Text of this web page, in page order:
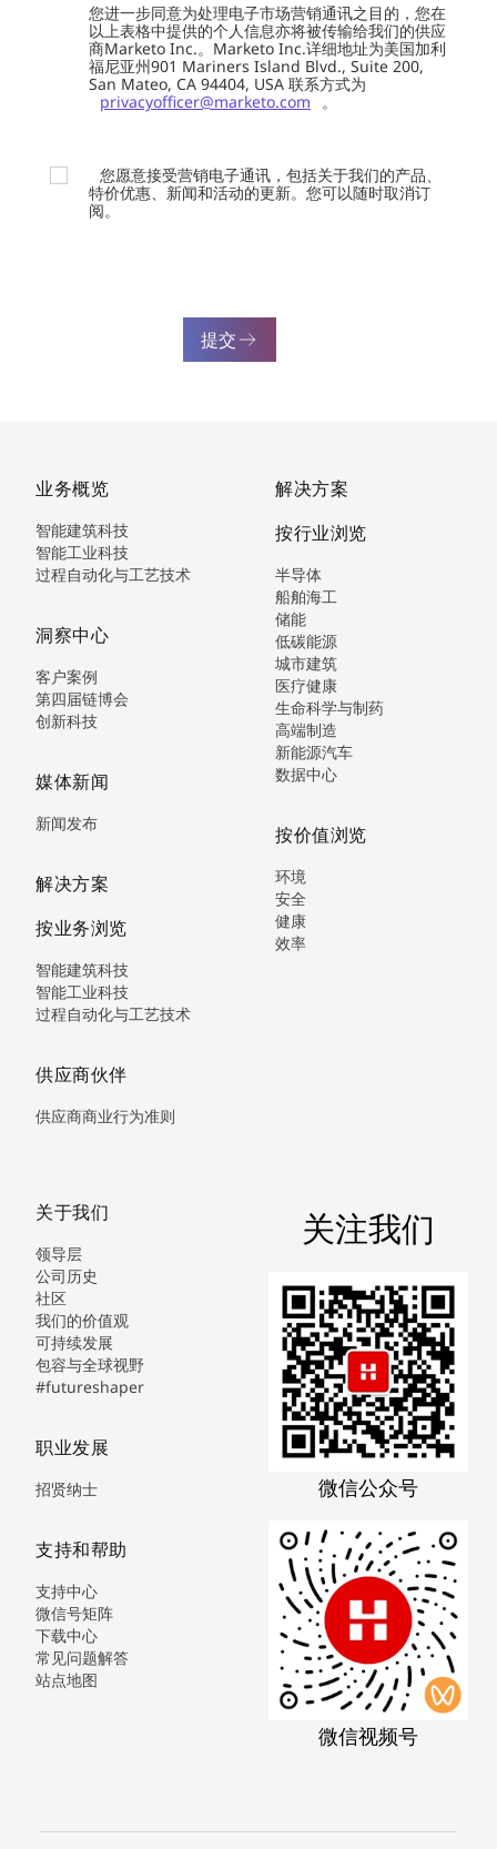
您进一步同意为处理电子市场营销通讯之目的，您在
以上表格中提供的个人信息亦将被传输给我们的供应
商Marketo Inc.。Marketo Inc.详细地址为美国加利
福尼亚州901 Mariners Island Blvd., Suite 200,
San Mateo, CA 94404, USA 联系方式为
privacyofficer@marketo.com
。
您愿意接受营销电子通讯，包括关于我们的产品、
特价优惠、新闻和活动的更新。您可以随时取消订
阅。
提交
业务概览
智能建筑科技
智能工业科技
过程自动化与工艺技术
洞察中心
客户案例
第四届链博会
创新科技
媒体新闻
新闻发布
解决方案
按业务浏览
智能建筑科技
智能工业科技
过程自动化与工艺技术
供应商伙伴
供应商商业行为准则
解决方案
按行业浏览
半导体
船舶海工
储能
低碳能源
城市建筑
医疗健康
生命科学与制药
高端制造
新能源汽车
数据中心
按价值浏览
环境
安全
健康
效率
关于我们
领导层
公司历史
社区
我们的价值观
可持续发展
包容与全球视野
#futureshaper
职业发展
招贤纳士
支持和帮助
支持中心
微信号矩阵
下载中心
常见问题解答
站点地图
关注我们
微信公众号
微信视频号